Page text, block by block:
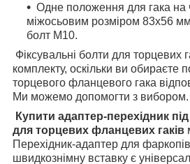
Одне положення для гака на
міжосьовим розміром 83х56 мм
болт М10.
Фіксувальні болти для торцевих
комплекту, оскільки ви обираєте
торцевого фланцевого гака
Ми можемо допомогти з вибором.
Купити адаптер-перехідник
для торцевих фланцевих гаків
Перехідник-адаптер для
швидкознімну вставку є